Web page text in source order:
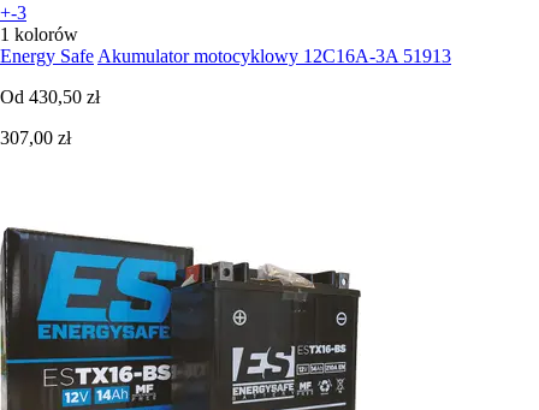
+-3
1 kolorów
Energy Safe Akumulator motocyklowy 12C16A-3A 51913
Od 430,50 zł
307,00 zł